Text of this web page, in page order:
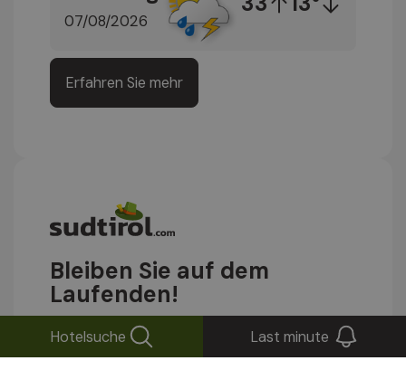
07/08/2026
Erfahren Sie mehr
Bleiben Sie auf dem
Laufenden!
Abonnieren Sie unseren Newsletter
Hotelsuche Last minute